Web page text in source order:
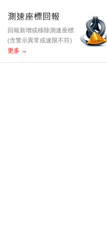
回報新增或移除測速座標
(含警示異常或速限不符)
更多 →